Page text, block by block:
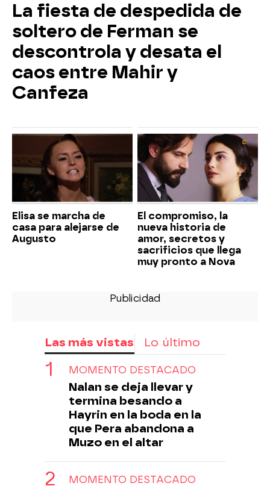
La fiesta de despedida de
soltero de Ferman se
descontrola y desata el
caos entre Mahir y
Canfeza
Elisa se marcha de
casa para alejarse de
Augusto
El compromiso, la
nueva historia de
amor, secretos y
sacrificios que llega
muy pronto a Nova
Las más vistas Lo último
MOMENTO DESTACADO
Nalan se deja llevar y
termina besando a
Hayrin en la boda en la
que Pera abandona a
Muzo en el altar
MOMENTO DESTACADO